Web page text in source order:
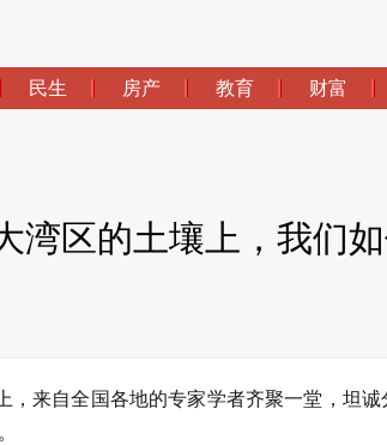
民生 房产 教育 财富
湾区的土壤上，我们如
，来自全国各地的专家学者齐聚一堂，坦诚